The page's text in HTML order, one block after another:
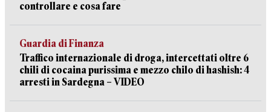
controllare e cosa fare
Guardia di Finanza
Traffico internazionale di droga, intercettati oltre 6
chili di cocaina purissima e mezzo chilo di hashish: 4
arresti in Sardegna – VIDEO